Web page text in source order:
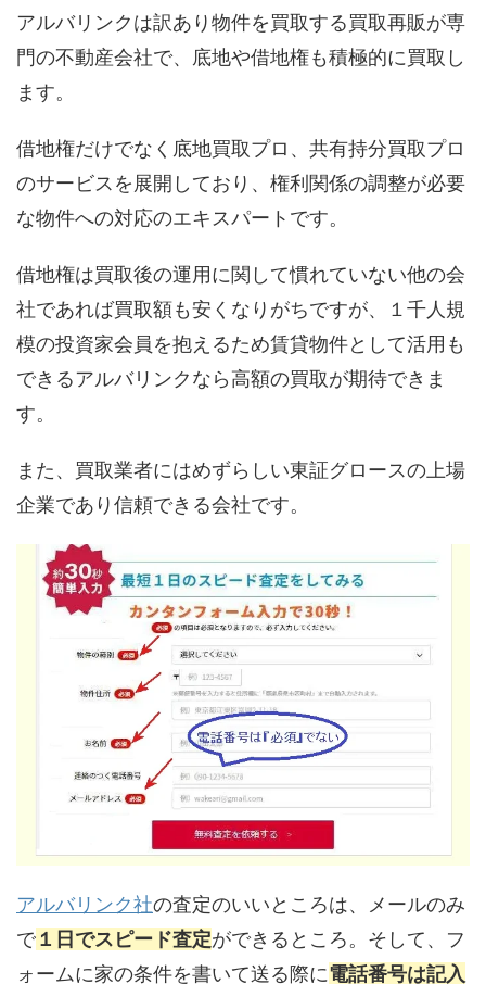
アルバリンクは訳あり物件を買取する買取再販が専
門の不動産会社で、底地や借地権も積極的に買取し
ます。
借地権だけでなく底地買取プロ、共有持分買取プロ
のサービスを展開しており、権利関係の調整が必要
な物件への対応のエキスパートです。
借地権は買取後の運用に関して慣れていない他の会
社であれば買取額も安くなりがちですが、１千人規
模の投資家会員を抱えるため賃貸物件として活用も
できるアルバリンクなら高額の買取が期待できま
す。
また、買取業者にはめずらしい東証グロースの上場
企業であり信頼できる会社です。
アルバリンク社の査定のいいところは、メールのみ
で１日でスピード査定ができるところ。そして、フ
ォームに家の条件を書いて送る際に電話番号は記入